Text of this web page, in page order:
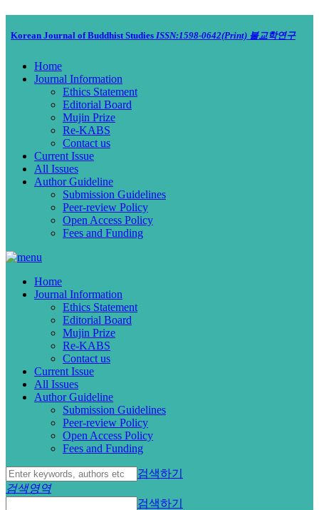
Korean Journal of Buddhist Studies ISSN:1598-0642(Print) 불교학연구
Home
Journal Information
Ethics Statement
Editorial Board
Mujin Prize
Re-KABS
Contact us
Current Issue
All Issues
Author Guideline
Submission Guidelines
Peer-review Policy
Open Access Policy
Fees and Funding
Home
Journal Information
Ethics Statement
Editorial Board
Mujin Prize
Re-KABS
Contact us
Current Issue
All Issues
Author Guideline
Submission Guidelines
Peer-review Policy
Open Access Policy
Fees and Funding
검색하기
검색영역
검색하기